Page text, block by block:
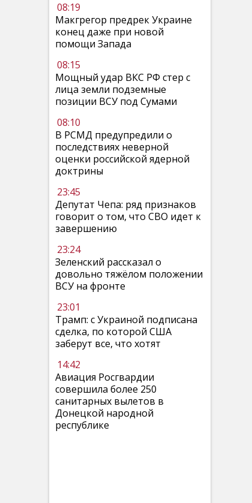
08:19
Макгрегор предрек Украине
конец даже при новой
помощи Запада
08:15
Мощный удар ВКС РФ стер с
лица земли подземные
позиции ВСУ под Сумами
08:10
В РСМД предупредили о
последствиях неверной
оценки российской ядерной
доктрины
23:45
Депутат Чепа: ряд признаков
говорит о том, что СВО идет к
завершению
23:24
Зеленский рассказал о
довольно тяжёлом положении
ВСУ на фронте
23:01
Трамп: с Украиной подписана
сделка, по которой США
заберут все, что хотят
14:42
Авиация Росгвардии
совершила более 250
санитарных вылетов в
Донецкой народной
республике